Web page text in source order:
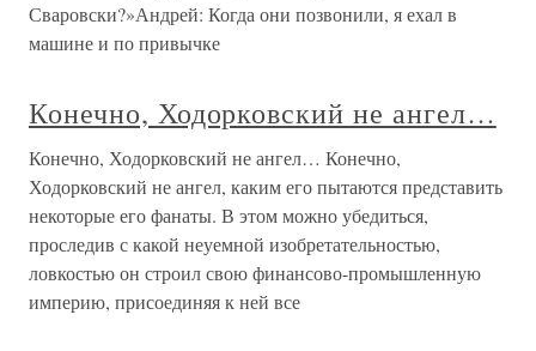
Сваровски?»Андрей: Когда они позвонили, я ехал в
машине и по привычке
Конечно, Ходорковский не ангел…
Конечно, Ходорковский не ангел… Конечно,
Ходорковский не ангел, каким его пытаются представить
некоторые его фанаты. В этом можно убедиться,
проследив с какой неуемной изобретательностью,
ловкостью он строил свою финансово-промышленную
империю, присоединяя к ней все